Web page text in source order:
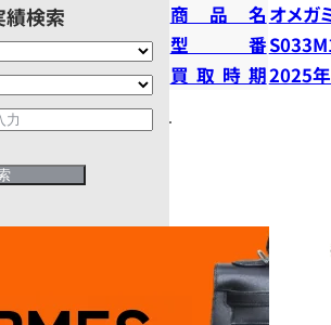
績検索
商品名 オメガ
型番
買取時期2025